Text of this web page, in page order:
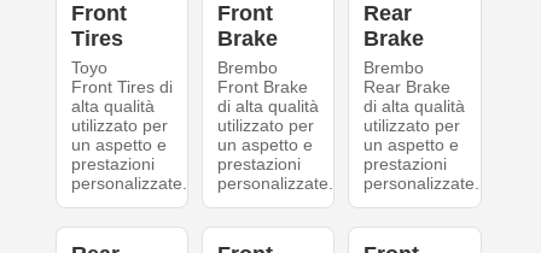
Front
Tires
Toyo
Front Tires di
alta qualità
utilizzato per
un aspetto e
prestazioni
personalizzate.
Front
Brake
Brembo
Front Brake
di alta qualità
utilizzato per
un aspetto e
prestazioni
personalizzate.
Rear
Brake
Brembo
Rear Brake
di alta qualità
utilizzato per
un aspetto e
prestazioni
personalizzate.